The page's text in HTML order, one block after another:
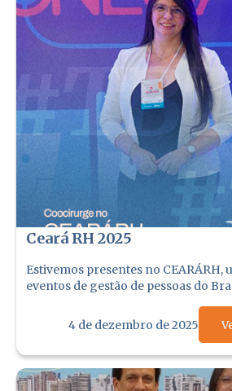
Ceará RH 2025
Estivemos presentes no CEARÁRH,
eventos de gestão de pessoas do
4 de dezembro de 2025